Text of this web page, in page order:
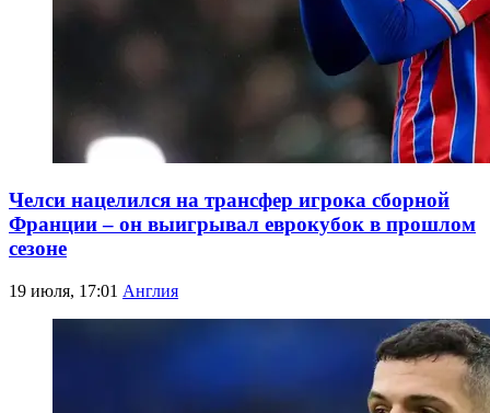
Челси нацелился на трансфер игрока сборной
Франции – он выигрывал еврокубок в прошлом
сезоне
19 июля, 17:01 Англия